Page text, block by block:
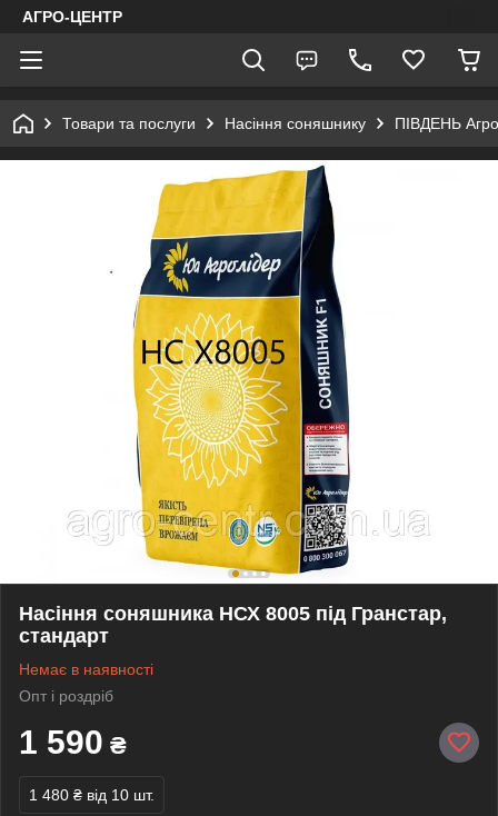
АГРО-ЦЕНТР
Товари та послуги Насіння соняшнику ПІВДЕНЬ
Насіння соняшника НСХ 8005 під Гранстар,
стандарт
Немає в наявності
Опт і роздріб
1 590 ₴
1 480 ₴ від 10 шт.